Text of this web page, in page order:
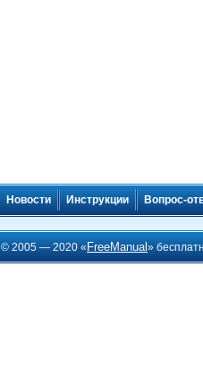
Новости Инструкции Вопрос-
© 2005 — 2020 « FreeManual»